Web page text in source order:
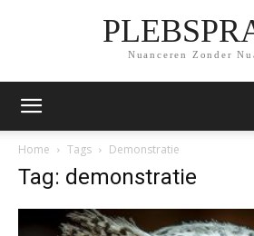
Nuanceren Zonder
Home Tags Demonstratie
Tag: demonstratie